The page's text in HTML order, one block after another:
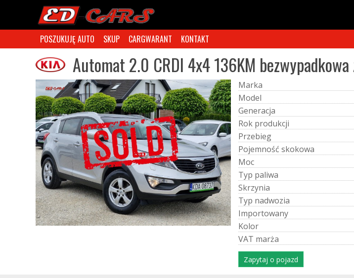
POSZUKUJĘ AUTO SKUP CARGWARANT KONTAKT
Automat 2.0 CRDI 4x4 136KM
Marka
Model
Generacja
Rok produkcji
Przebieg
Pojemność skokowa
Moc
Typ paliwa
Skrzynia
Typ nadwozia
Importowany
Kolor
VAT marża
Zapytaj o pojazd